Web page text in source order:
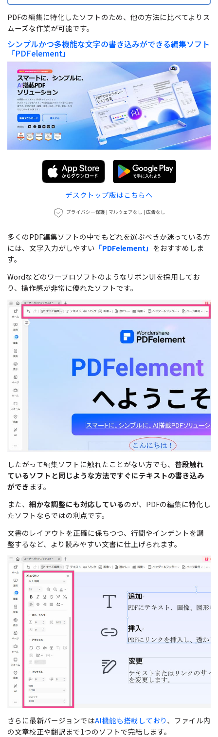
PDFの編集に特化したソフトのため、他の方法に比べてよりス
ムーズな作業が可能です。
シンプルかつ多機能な文字の書き込みができる編集ソフト
「PDFelement」
デスクトップ版はこちらへ
プライバシー保護 | マルウェアなし | 広告なし
多くのPDF編集ソフトの中でもどれを選ぶべきか迷っている方
には、文字入力がしやすい 「PDFelement」 をおすすめしま
す。
WordなどのワープロソフトのようなリボンUIを採用してお
り、操作感が非常に優れたソフトです。
したがって編集ソフトに触れたことがない方でも、 普段触れ
ているソフトと同じような方法ですぐにテキストの書き込み
ができ ます。
また、 細かな調整にも対応しているのが、PDFの編集に特化し
たソフトならではの利点です。
文書のレイアウトを正確に保ちつつ、行間やインデントを調
整するなど、より読みやすい文書に仕上げられます。
さらに最新バージョンではAI機能も搭載しており、ファイル内
の文章校正や翻訳まで1つのソフトで完結します。
無料で試してみる